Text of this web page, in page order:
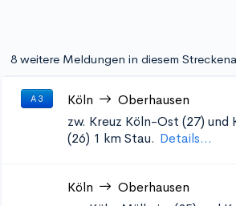
8 weitere Meldungen in diesem
A 3 Köln Oberhausen
zw. Kreuz Köln-Ost (27)
(26) 1 km Stau. Details...
Köln Oberhausen